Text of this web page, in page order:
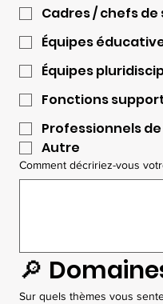
Cadres / chefs de
Équipes
Équipes
Fonctions
Professionnels
Autre
Comment décririez-vous
🔎
Sur quels thèmes vous